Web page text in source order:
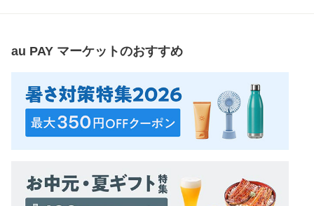
au PAY マーケットのおすすめ